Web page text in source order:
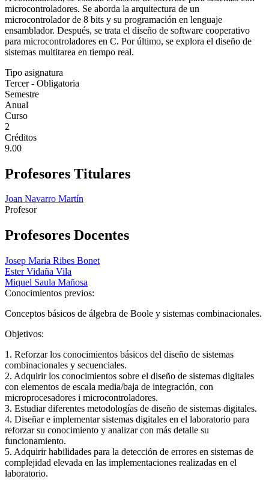
microcontroladores. Se aborda la arquitectura de un
microcontrolador de 8 bits y su programación en lenguaje
ensamblador. Después, se trata el diseño de software cooperativo
para microcontroladores en C. Por último, se explora el diseño de
sistemas multitarea en tiempo real.
Tipo asignatura
Tercer - Obligatoria
Semestre
Anual
Curso
2
Créditos
9.00
Profesores Titulares
Joan Navarro Martín
Profesor
Profesores Docentes
Josep Maria Ribes Bonet
Ester Vidaña Vila
Miquel Saula Mañosa
Conocimientos previos:
Conceptos básicos de álgebra de Boole y sistemas combinacionales.
Objetivos:
1. Reforzar los conocimientos básicos del diseño de sistemas
combinacionales y secuenciales.
2. Adquirir los conocimientos sobre el diseño de sistemas digitales
con elementos de escala media/baja de integración, con
microprocesadores i microcontroladores.
3. Estudiar diferentes metodologías de diseño de sistemas digitales.
4. Diseñar e implementar sistemas digitales en el laboratorio para
reforzar su conocimiento y analizar con más detalle su
funcionamiento.
5. Adquirir habilidades para la detección de errores en sistemas de
complejidad elevada en las implementaciones realizadas en el
laboratorio.